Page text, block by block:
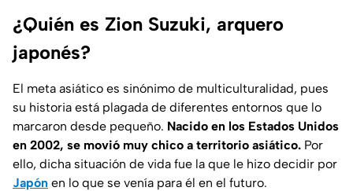
¿Quién es Zion Suzuki, arquero
japonés?
El meta asiático es sinónimo de multiculturalidad, pues
su historia está plagada de diferentes entornos que lo
marcaron desde pequeño. Nacido en los Estados Unidos
en 2002, se movió muy chico a territorio asiático. Por
ello, dicha situación de vida fue la que le hizo decidir por
Japón en lo que se venía para él en el futuro.